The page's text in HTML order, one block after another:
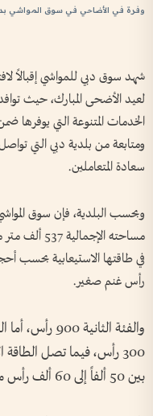
وفرة في الأضاحي في سوق المواشي
شهد سوق دبي للمواشي إقبالاً
لعيد الأضحى المبارك، حيث
الخدمات المتنوعة التي يوفرها
ومتابعة من بلدية دبي التي
سعادة المتعاملين.
وبحسب البلدية، فإن سوق
مساحته
رأس غنم صغير.
300 رأس، فيما تصل الطاقة
بين 50 ألفاً إلى 60 ألف رأس ماشية.